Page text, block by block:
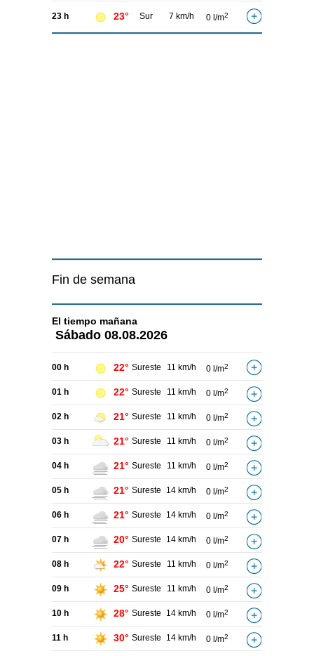
23 h 23° Sur 7 km/h 0 l/m2
Fin de semana
El tiempo mañana
Sábado 08.08.2026
00 h 22° Sureste 11 km/h 0 l/m2
01 h 22° Sureste 11 km/h 0 l/m2
02 h 21° Sureste 11 km/h 0 l/m2
03 h 21° Sureste 11 km/h 0 l/m2
04 h 21° Sureste 11 km/h 0 l/m2
05 h 21° Sureste 14 km/h 0 l/m2
06 h 21° Sureste 14 km/h 0 l/m2
07 h 20° Sureste 14 km/h 0 l/m2
08 h 22° Sureste 11 km/h 0 l/m2
09 h 25° Sureste 11 km/h 0 l/m2
10 h 28° Sureste 14 km/h 0 l/m2
11 h 30° Sureste 14 km/h 0 l/m2